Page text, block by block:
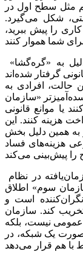
مثل سطح اول در
شکل می‌گیرد.
را پیش ببرید،
گرفتار شده‌اند
حالت، افرادی به
«سازمان
یا موانع قانونی
هزینه کنند. این
به همین دلیل بخش
هزینه‌های فساد
سوم» اطلاق
است و
تخریب کند. سازمان
عمومی نیست، بلکه
یک شبکه، در